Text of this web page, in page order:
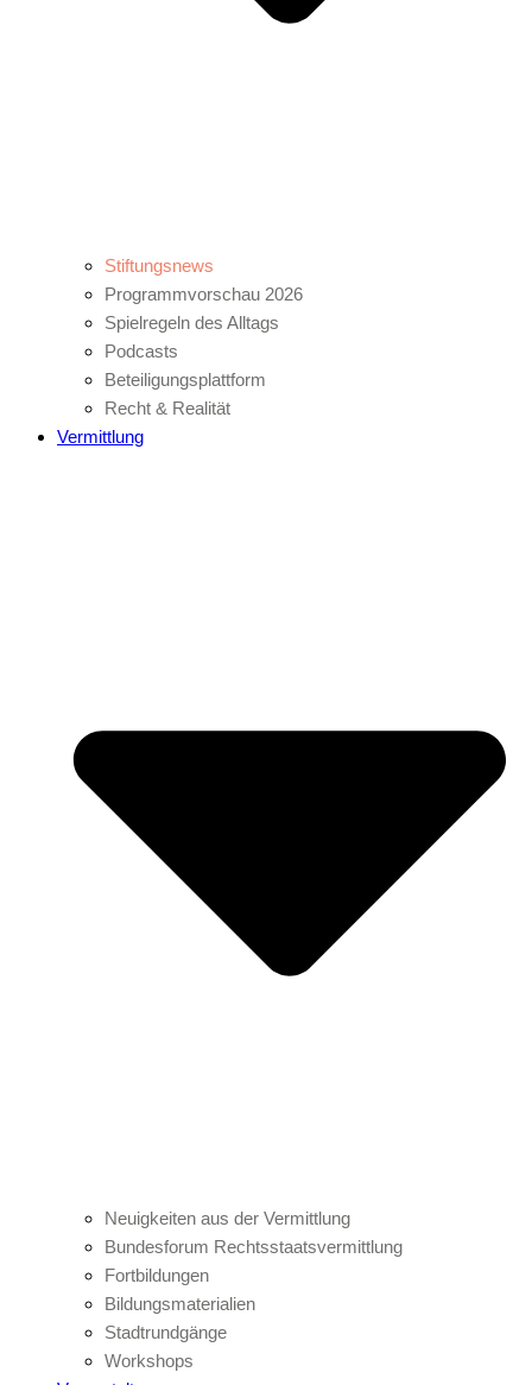
Stiftungsnews
Programmvorschau 2026
Spielregeln des Alltags
Podcasts
Beteiligungsplattform
Recht & Realität
Vermittlung
Neuigkeiten aus der Vermittlung
Bundesforum Rechtsstaatsvermittlung
Fortbildungen
Bildungsmaterialien
Stadtrundgänge
Workshops